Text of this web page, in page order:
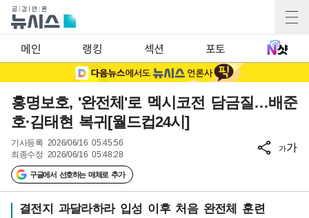
메인 랭킹 섹션 포토
홍명보호, '완전체'로 멕시코전 담금질…배준
호·김태현 복귀[월드컵24시]
기사등록 2026/06/16 05:45:56
최종수정 2026/06/16 05:48:28
구글에서 선호하는 매체로 추가
가가
결전지 과달라하라 입성 이후 처음 완전체 훈련